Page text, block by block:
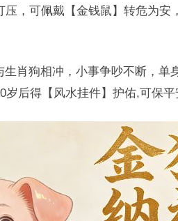
压，可佩戴【金钱鼠】转危为安
生肖狗相冲，小事争吵不断，单
后得【风水挂件】护佑,可保平